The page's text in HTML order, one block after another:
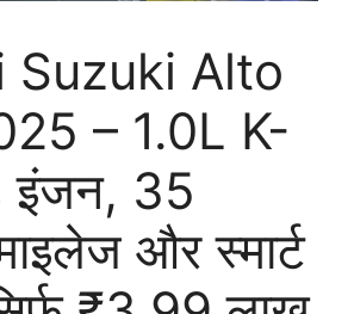
Suzuki Alto
– 1.0L K-
इंजन, 35
और स्मार्ट